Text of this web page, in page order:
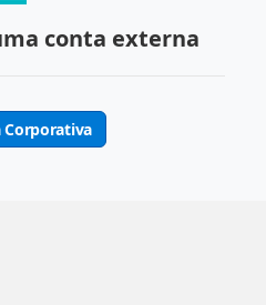
conta externa
Corporativa